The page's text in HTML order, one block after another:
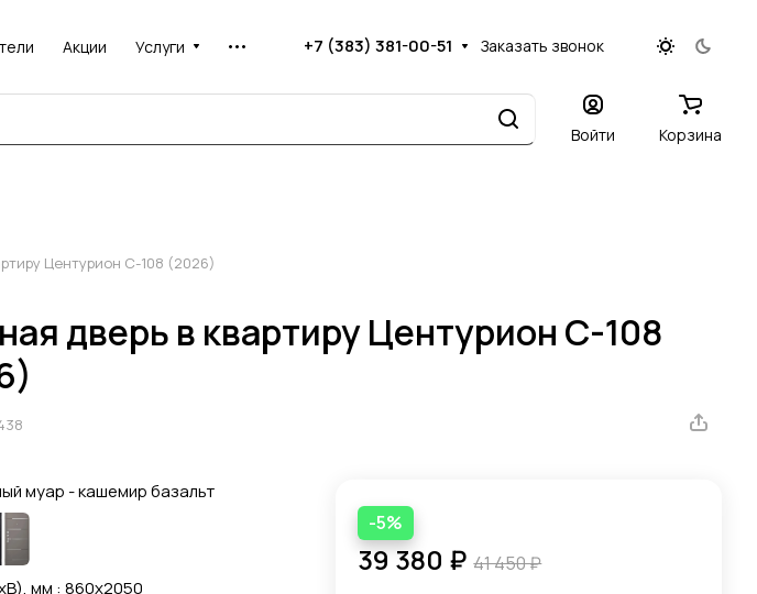
Акции Услуги +7 (383) 381-00-51 Заказать звонок
Войти Корзина
Центурион C-108 (2026)
дверь в квартиру Центурион C-108
муар - кашемир базальт
мм : 860x2050
-5%
39 380 ₽ 41 450 ₽